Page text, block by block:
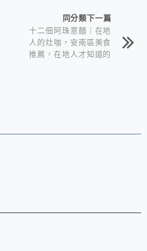
同分類下一篇
十二佃阿珠意麵｜在地
人的灶咖，安南區美食
推薦，在地人才知道的